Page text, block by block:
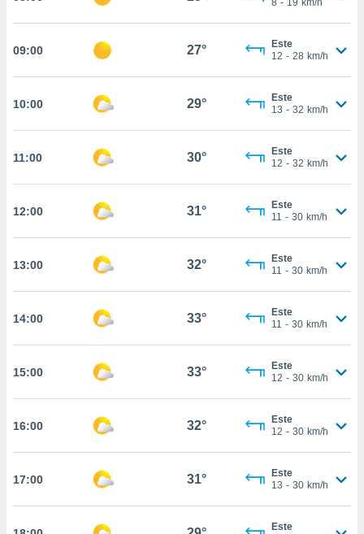
de
sitio
de que
sean
para
ni para
no
web a
09:00 27°
Este
12 - 28 km/h
10:00 29°
Este
13 - 32 km/h
11:00 30°
Este
12 - 32 km/h
12:00 31°
Este
11 - 30 km/h
13:00 32°
Este
11 - 30 km/h
14:00 33°
Este
11 - 30 km/h
15:00 33°
Este
12 - 30 km/h
16:00 32°
Este
12 - 30 km/h
17:00 31°
Este
13 - 30 km/h
Este